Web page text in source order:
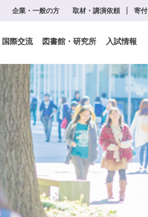
企業・一般の方 取材・講演依頼 寄付
際交流 図書館・研究所 入試情報